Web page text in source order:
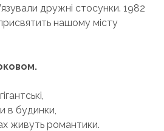
дружні стосунки. 1982
нашому місту
в будинки,
живуть романтики.